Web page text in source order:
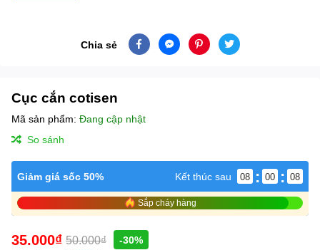
Chia sẻ
Cục cắn cotisen
Mã sản phẩm: Đang cập nhật
So sánh
Giảm giá sốc 50% Kết thúc sau 08 : 00 : 07
Sắp cháy hàng
35.000₫ 50.000₫
-30%